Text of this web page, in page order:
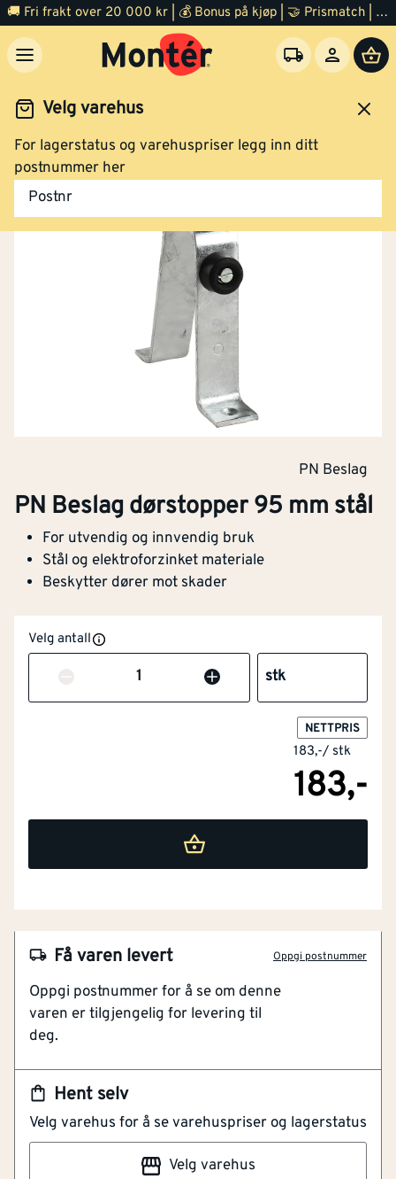
🚚 Fri frakt over 20 000 kr | 💰 Bonus på kjøp | 🤝 Prismatch | ⭐ 100% fornøyd garanti | 🏪 140 byggevarehus
Velg varehus
For lagerstatus og varehuspriser legg inn ditt
postnummer her
Postnr
Dør Tilbehør
PN Beslag
PN Beslag dørstopper 95 mm stål
For utvendig og innvendig bruk
Stål og elektroforzinket materiale
Beskytter dører mot skader
Velg antall
Antall stk
NETTPRIS
183,-/ stk
183,-
Hent selv
Velg varehus for å se varehuspriser og lagerstatus
Velg varehus
Få varen levert Oppgi postnummer
Oppgi postnummer for å se om denne
varen er tilgjengelig for levering til
deg.
NOBB
Artikkelnummer 101263319
For utvendig og innvendig bruk
Stål og elektroforzinket materiale
Beskytter dører mot skader